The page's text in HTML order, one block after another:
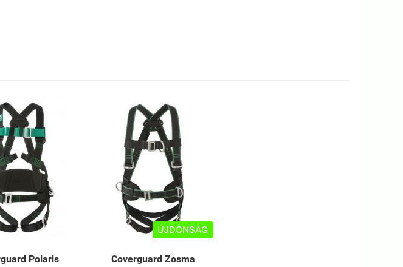
Polaris
ÚJDONSÁG
Coverguard Zosma